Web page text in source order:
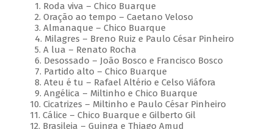
1. Roda viva – Chico Buarque
2. Oração ao tempo – Caetano Veloso
3. Almanaque – Chico Buarque
4. Milagres – Breno Ruiz e Paulo César Pinheiro
5. A lua – Renato Rocha
6. Desossado – João Bosco e Francisco Bosco
7. Partido alto – Chico Buarque
8. Ateu é tu – Rafael Altério e Celso Viáfora
9. Angélica – Miltinho e Chico Buarque
10. Cicatrizes – Miltinho e Paulo César Pinheiro
11. Cálice – Chico Buarque e Gilberto Gil
12. Brasileia – Guinga e Thiago Amud